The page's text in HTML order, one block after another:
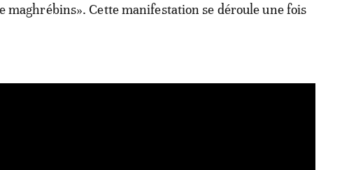
maghrébins». Cette manifestation se déroule une fois